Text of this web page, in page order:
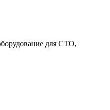
для СТО,